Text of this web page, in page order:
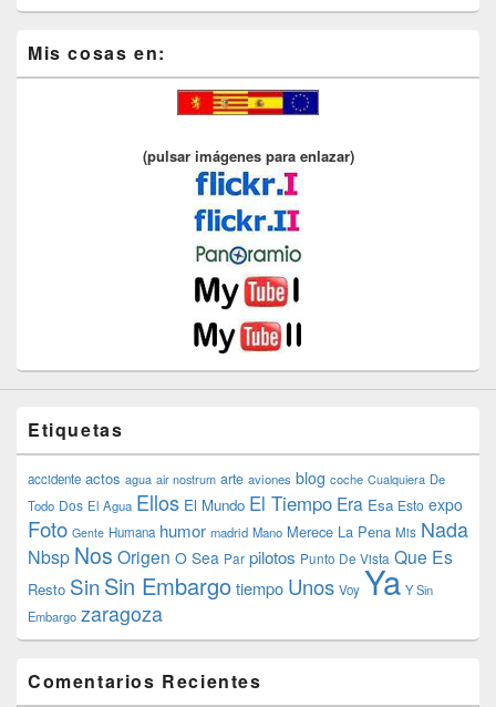
Mis cosas en:
(pulsar imágenes para enlazar)
Etiquetas
accidente actos agua air nostrum arte aviones blog coche Cualquiera De
Todo Dos El Agua Ellos El Mundo El Tiempo Era Esa Esto expo
Foto Gente Humana humor madrid Mano Merece La Pena Mis Nada
Nbsp Nos Origen O Sea Par pilotos Punto De Vista Que Es
Resto SinSin Embargotiempo Unos Voy Ya Y Sin
Embargo zaragoza
Comentarios Recientes